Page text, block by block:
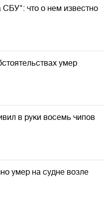
что о нем известно
умер
в руки восемь чипов
умер на судне возле